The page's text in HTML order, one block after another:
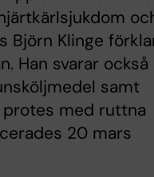
Björn Klinge
Han svarar också
samt
med ruttna
20 mars